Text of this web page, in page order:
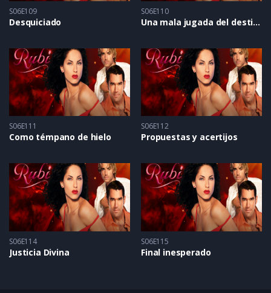
S06E109
Desquiciado
S06E110
Una mala jugada del destino
S06E111
Como témpano de hielo
S06E112
Propuestas y acertijos
S06E114
Justicia Divina
S06E115
Final inesperado